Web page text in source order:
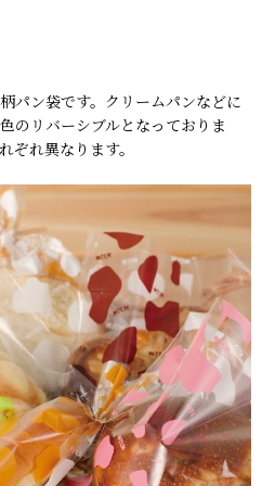
パン袋です。クリームパンなどに
のリバーシブルとなっておりま
ぞれ異なります。